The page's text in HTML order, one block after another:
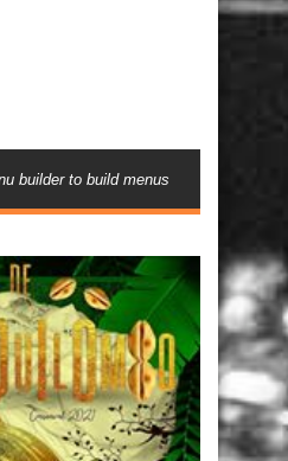
builder to build menus